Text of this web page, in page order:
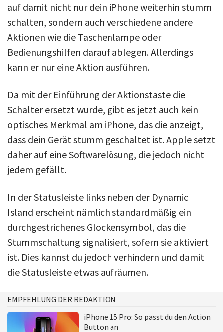
auf damit nicht nur dein iPhone weiterhin stumm
schalten, sondern auch verschiedene andere
Aktionen wie die Taschenlampe oder
Bedienungshilfen darauf ablegen. Allerdings
kann er nur eine Aktion ausführen.
Da mit der Einführung der Aktionstaste die
Schalter ersetzt wurde, gibt es jetzt auch kein
optisches Merkmal am iPhone, das die anzeigt,
dass dein Gerät stumm geschaltet ist. Apple setzt
daher auf eine Softwarelösung, die jedoch nicht
jedem gefällt.
In der Statusleiste links neben der Dynamic
Island erscheint nämlich standardmäßig ein
durchgestrichenes Glockensymbol, das die
Stummschaltung signalisiert, sofern sie aktiviert
ist. Dies kannst du jedoch verhindern und damit
die Statusleiste etwas aufräumen.
EMPFEHLUNG DER REDAKTION
iPhone 15 Pro: So passt du den Action
Button an